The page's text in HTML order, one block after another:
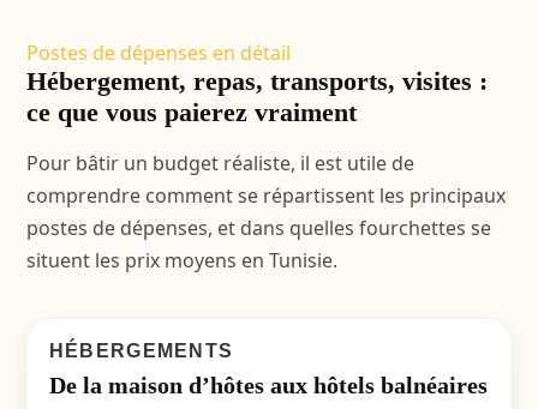
Postes de dépenses en détail
Hébergement, repas, transports, visites :
ce que vous paierez vraiment
Pour bâtir un budget réaliste, il est utile de
comprendre comment se répartissent les principaux
postes de dépenses, et dans quelles fourchettes se
situent les prix moyens en Tunisie.
HÉBERGEMENTS
De la maison d’hôtes aux hôtels balnéaires